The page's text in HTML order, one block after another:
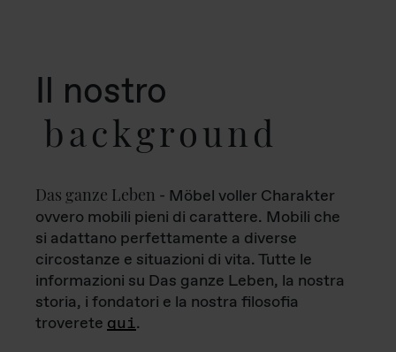
Il nostro
background
Das ganze Leben - Möbel voller Charakter
ovvero mobili pieni di carattere. Mobili che
si adattano perfettamente a diverse
circostanze e situazioni di vita. Tutte le
informazioni su Das ganze Leben, la nostra
storia, i fondatori e la nostra filosofia
troverete qui.